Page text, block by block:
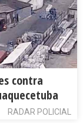
contra
RADAR POLICIAL